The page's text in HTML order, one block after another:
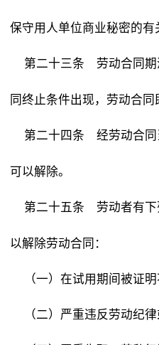
保守用人单位商业秘密的有
第二十三条 劳动合同期
同终止条件出现，劳动合同
第二十四条 经劳动合同
可以解除。
第二十五条 劳动者有下
以解除劳动合同：
（一）在试用期间被证明
（二）严重违反劳动纪律